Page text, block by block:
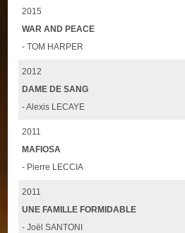
2015
WAR AND PEACE
- TOM HARPER
2012
DAME DE SANG
- Alexis LECAYE
2011
MAFIOSA
- Pierre LECCIA
2011
UNE FAMILLE FORMIDABLE
- Joël SANTONI